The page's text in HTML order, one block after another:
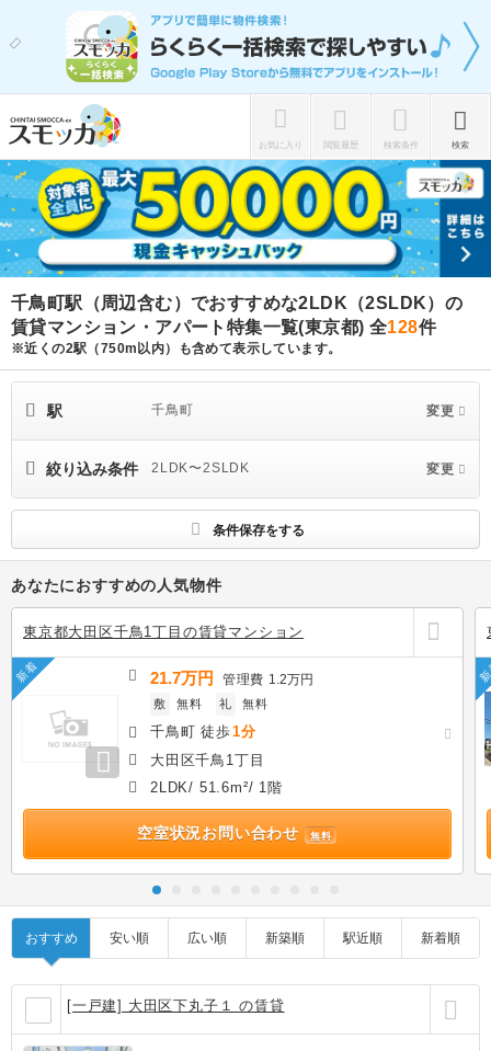
お気に入り 閲覧履歴 検索条件 検索
千鳥町駅（周辺含む）でおすすめな2LDK（2SLDK）の
賃貸マンション・アパート特集一覧(東京都) 全128件
※近くの2駅（750m以内）も含めて表示しています。
駅 千鳥町 変更
絞り込み条件 2LDK〜2SLDK 変更
条件保存をする
あなたにおすすめの人気物件
東京都大田区千鳥1丁目の賃貸マンション
新着 21.7万円 管理費 1.2万円
敷 無料 礼 無料
千鳥町 徒歩1分
大田区千鳥1丁目
2LDK/ 51.6m²/ 1階
空室状況お問い合わせ 無料
おすすめ 安い順 広い順 新築順 駅近順 新着順
[一戸建] 大田区下丸子１ の賃貸